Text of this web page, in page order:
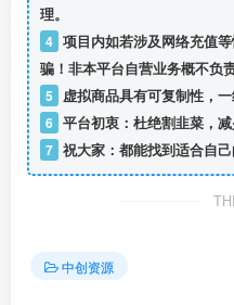
理。
4 项目内如若涉及网络充值
骗！非本平台自营业务概不负
5
虚拟商品具有可复制性，
6 平台初衷：杜绝割韭菜，减
7 祝大家：都能找到适合自
中创资源